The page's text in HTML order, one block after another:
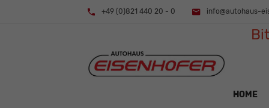
+49 (0)821 440 20 - 0 info@autohaus-
HOME